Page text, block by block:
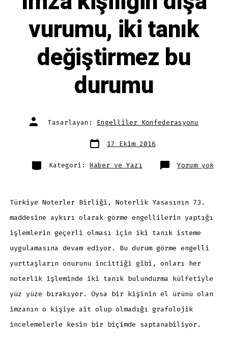
vurumu, iki tanık
değiştirmez bu
durumu
Yazının
yazarıTasarlayan: Engelliler Konfederasyonu
Yazı
tarihi17 Ekim 2016
Kategoriler
Kategori: Haber ve Yazı Yorum yok
Türkiye Noterler Birliği, Noterlik Yasasının 73.
maddesine aykırı olarak görme engellilerin yaptığı
işlemlerin geçerli olması için iki tanık isteme
uygulamasına devam ediyor. Bu durum görme engelli
yurttaşların onurunu incittiği gibi, onları her
noterlik işleminde iki tanık bulundurma külfetiyle
yüz yüze bırakıyor. Oysa bir kişinin el ürünü olan
imzanın o kişiye ait olup olmadığı grafolojik
incelemelerle kesin bir biçimde saptanabiliyor.